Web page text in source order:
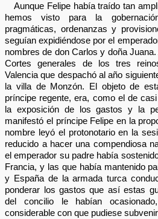
Aunque Felipe había traído tan
hemos visto para la
pragmáticas, ordenanzas y
seguían expidiéndose por el
nombres de don Carlos y doña
Cortes generales de los tres
Valencia que despachó al año
la villa de Monzón. El objeto de
príncipe regente, era, como el de
la exposición de los gastos y la
manifestó el príncipe Felipe en la
nombre leyó el protonotario en la
reducido a hacer una compendiosa
el emperador su padre había
Francia, y las que había mantenido
y España de la armada turca
ponderar los gastos que así estas
del concilio le habían
considerable con que pudiese